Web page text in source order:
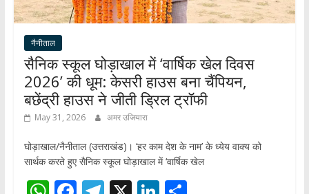
नैनीताल
सैनिक स्कूल घोड़ाखाल में ‘वार्षिक खेल दिवस
2026’ की धूम: केसरी हाउस बना चैंपियन,
बछेंद्री हाउस ने जीती ड्रिल ट्रॉफी
May 31, 2026 अमर उजियारा
घोड़ाखाल/नैनीताल (उत्तराखंड)। ‘हर काम देश के नाम’ के ध्येय वाक्य को
सार्थक करते हुए सैनिक स्कूल घोड़ाखाल में ‘वार्षिक खेल